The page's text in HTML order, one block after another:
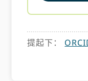
提起下：